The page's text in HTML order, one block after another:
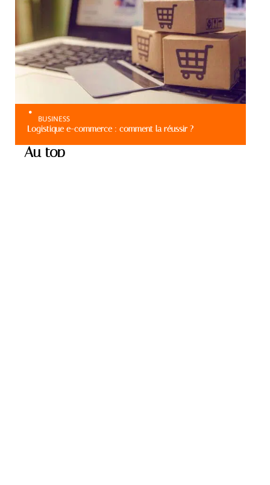
BUSINESS
Logistique e-commerce : comment la réussir ?
Au top